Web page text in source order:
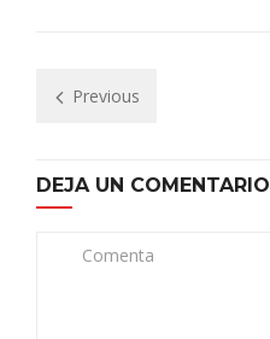
Previous
DEJA UN COMENTARIO
Comenta